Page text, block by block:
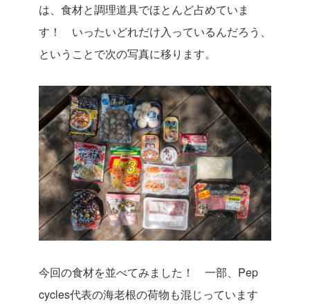
は、食材と調理道具でほとんど占めていま
す！ いったいどれだけ入っているんだろう、
ということで次の写真に移ります。
今回の食材を並べてみました！ 一部、Pep
cycles代表の海老根の荷物も混じっています